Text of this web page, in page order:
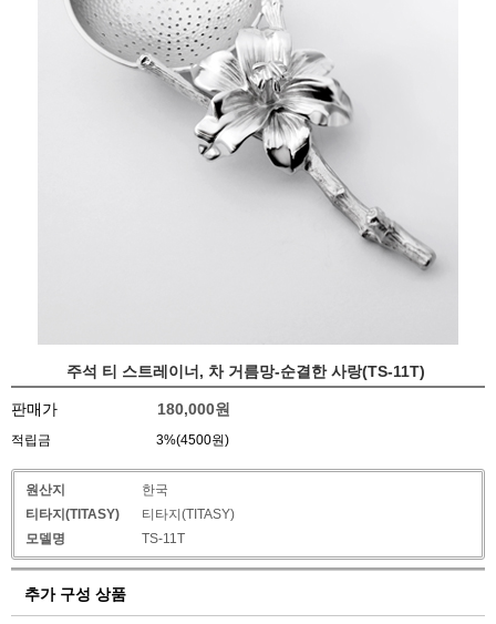
주석 티 스트레이너, 차 거름망-순결한 사랑(TS-11T)
판매가 180,000원
적립금 3%(4500원)
원산지
한국
티타지(TITASY)
티타지(TITASY)
모델명
TS-11T
추가 구성 상품